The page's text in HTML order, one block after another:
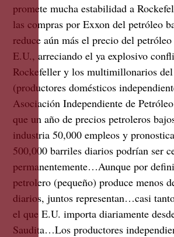
promete mucha estabilidad a
las compras por Exxon del petróleo
reduce aún más el precio del
E.U., arreciando el ya explosivo
Rockefeller y los multimillonarios
(productores domésticos
Asociación Independiente de
que un año de precios petroleros
industria 50,000 empleos y
500,000 barriles diarios podrían ser
permanentemente…Aunque por
petrolero (pequeño) produce menos
diarios, juntos representan…casi
el que E.U. importa diariamente
Saudita…Los productores